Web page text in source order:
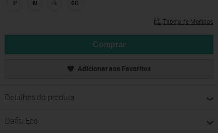
P M G GG
Tabela de Medidas
Comprar
Adicionar aos Favoritos
Detalhes do produto
Dafiti Eco